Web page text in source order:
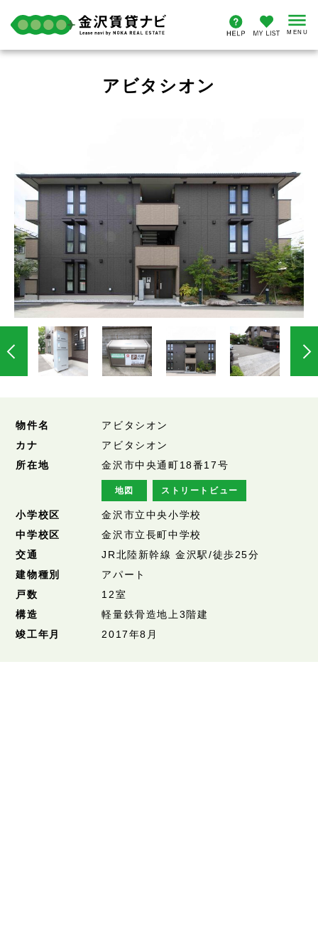
アビタシオン
物件名
アビタシオン
カナ
アビタシオン
所在地
金沢市中央通町18番17号
地図 ストリートビュー
小学校区
金沢市立中央小学校
中学校区
金沢市立長町中学校
交通
JR北陸新幹線 金沢駅/徒歩25分
建物種別
アパート
戸数
12室
構造
軽量鉄骨造地上3階建
竣工年月
2017年8月